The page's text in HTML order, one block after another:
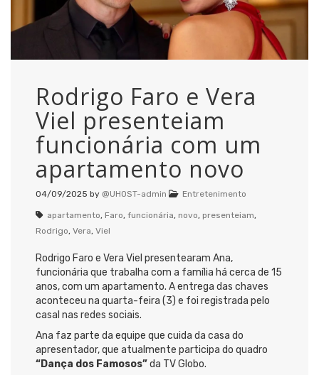
Rodrigo Faro e Vera
Viel presenteiam
funcionária com um
apartamento novo
04/09/2025 by @UHOST-admin Entretenimento
apartamento, Faro, funcionária, novo, presenteiam,
Rodrigo, Vera, Viel
Rodrigo Faro e Vera Viel presentearam Ana,
funcionária que trabalha com a família há cerca de 15
anos, com um apartamento. A entrega das chaves
aconteceu na quarta-feira (3) e foi registrada pelo
casal nas redes sociais.
Ana faz parte da equipe que cuida da casa do
apresentador, que atualmente participa do quadro
“Dança dos Famosos”da TV Globo.